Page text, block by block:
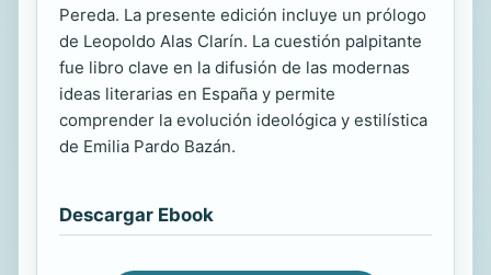
Pereda. La presente edición incluye un prólogo
de Leopoldo Alas Clarín. La cuestión palpitante
fue libro clave en la difusión de las modernas
ideas literarias en España y permite
comprender la evolución ideológica y estilística
de Emilia Pardo Bazán.
Descargar Ebook